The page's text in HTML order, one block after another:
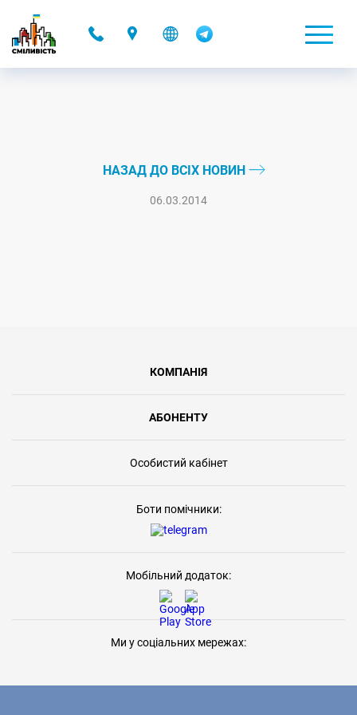
НАЗАД ДО ВСІХ НОВИН
06.03.2014
КОМПАНІЯ
АБОНЕНТУ
Особистий кабінет
Боти помічники:
Мобільний додаток:
Ми у соціальних мережах: